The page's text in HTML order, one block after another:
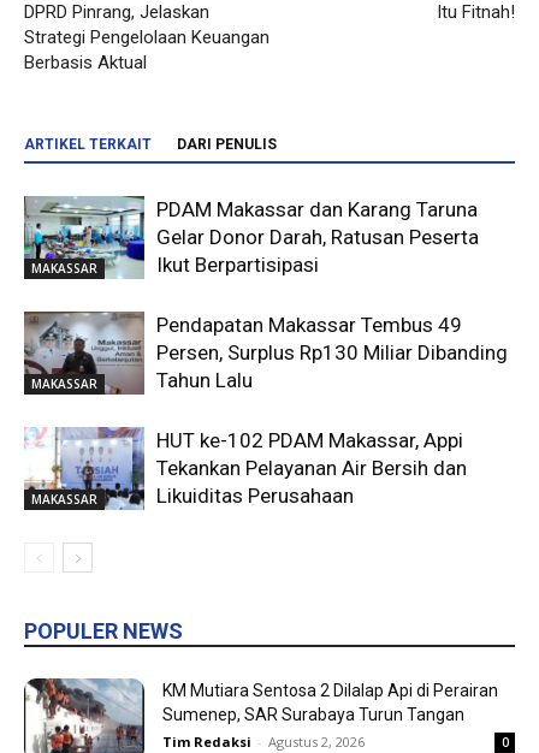
DPRD Pinrang, Jelaskan
Strategi Pengelolaan Keuangan
Berbasis Aktual
Itu Fitnah!
ARTIKEL TERKAIT DARI PENULIS
MAKASSAR
PDAM Makassar dan Karang Taruna
Gelar Donor Darah, Ratusan Peserta
Ikut Berpartisipasi
MAKASSAR
Pendapatan Makassar Tembus 49
Persen, Surplus Rp130 Miliar Dibanding
Tahun Lalu
MAKASSAR
HUT ke-102 PDAM Makassar, Appi
Tekankan Pelayanan Air Bersih dan
Likuiditas Perusahaan
POPULER NEWS
KM Mutiara Sentosa 2 Dilalap Api di Perairan
Sumenep, SAR Surabaya Turun Tangan
Tim Redaksi - Agustus 2, 2026 0